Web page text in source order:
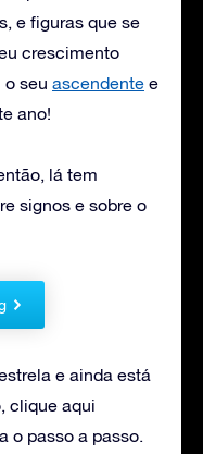
e figuras que se
crescimento
o seu ascendente e
ano!
lá tem
signos e sobre o
e ainda está
clique aqui
o passo a passo.